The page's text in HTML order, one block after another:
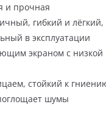
и прочная
гибкий и лёгкий,
в эксплуатации
экраном с низкой
стойкий к
шумы